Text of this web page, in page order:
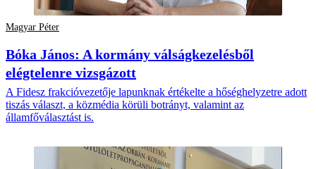
Magyar Péter
Bóka János: A kormány válságkezelésből
elégtelenre vizsgázott
A Fidesz frakcióvezetője lapunknak értékelte a hőséghelyzetre adott
tiszás választ, a közmédia körüli botrányt, valamint az
államfőválasztást is.